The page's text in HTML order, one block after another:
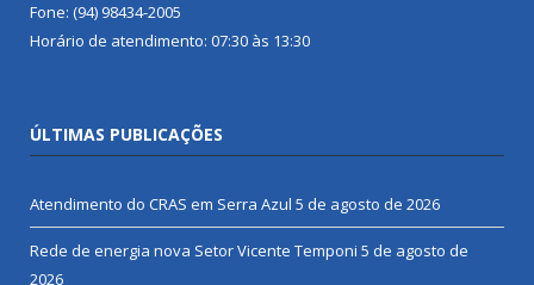
Fone: (94) 98434-2005
Horário de atendimento: 07:30 às 13:30
ÚLTIMAS PUBLICAÇÕES
Atendimento do CRAS em Serra Azul 5 de agosto de 2026
Rede de energia nova Setor Vicente Temponi 5 de agosto de
2026